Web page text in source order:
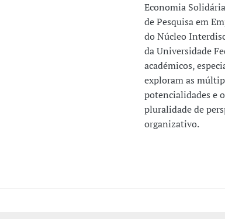
Economia
de Pesquisa em
do Núcleo
da Universidade
académicos,
exploram as
potencialidades e
pluralidade de
organizativo.